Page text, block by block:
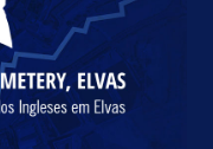
HOGHTON